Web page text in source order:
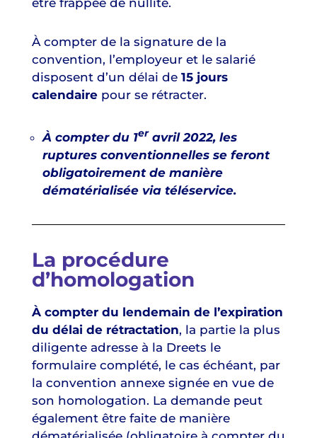
À compter de la signature de la
convention, l’employeur et le salarié
disposent d’un délai de 15 jours
calendaire pour se rétracter.
À compter du 1er avril 2022, les
ruptures conventionnelles se feront
obligatoirement de manière
dématérialisée via téléservice.
La procédure
d’homologation
À compter du lendemain de l’expiration
du délai de rétractation, la partie la plus
diligente adresse à la Dreets le
formulaire complété, le cas échéant, par
la convention annexe signée en vue de
son homologation. La demande peut
également être faite de manière